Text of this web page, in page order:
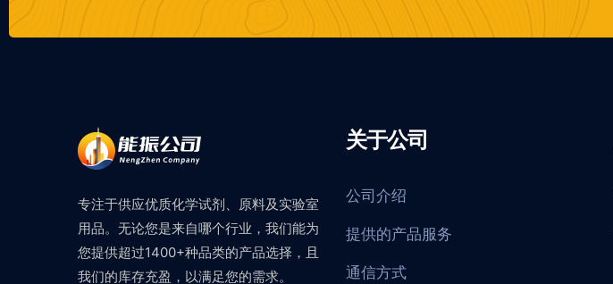
专注于供应优质化学试剂、原料及实验室
用品。无论您是来自哪个行业，我们能为
您提供超过1400+种品类的产品选择，且
我们的库存充盈，以满足您的需求。
关于公司
公司介绍
提供的产品服务
通信方式